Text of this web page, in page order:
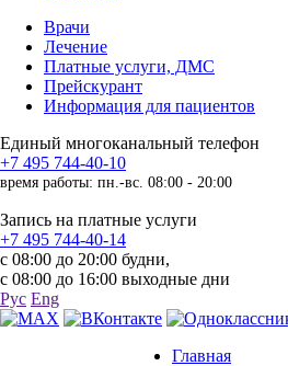
Врачи
Лечение
Платные услуги, ДМС
Прейскурант
Информация для пациентов
Единый многоканальный телефон
+7 495 744-40-10
время работы: пн.-вс. 08:00 - 20:00
Запись на платные услуги
+7 495 744-40-14
с 08:00 до 20:00 будни,
с 08:00 до 16:00 выходные дни
Рус Eng
Главная